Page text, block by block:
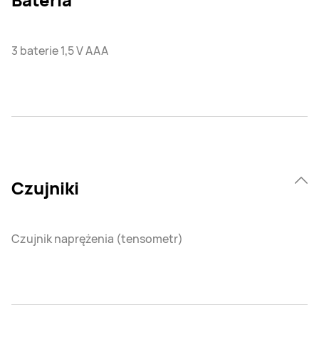
3 baterie 1,5 V AAA
Czujniki
Czujnik naprężenia (tensometr)